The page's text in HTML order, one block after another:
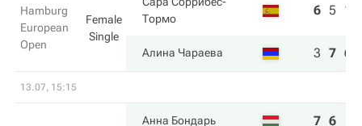
Hamburg
European
Open
Female
Single
Тормо
6 5 1
Алина Чараева 3 7 6
13.07, 15:15
Анна Бондарь 7 6